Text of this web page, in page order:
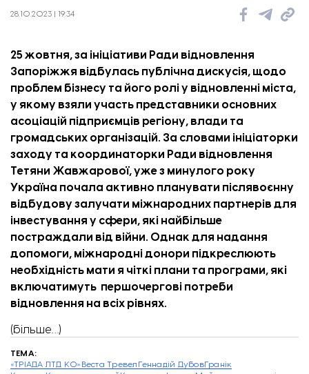
28.10.2023 | 19:34
25 жовтня, за ініціативи Ради відновлення
Запоріжжя відбулась публічна дискусія, щодо
проблем бізнесу та його ролі у відновленні міста,
у якому взяли участь представники основних
асоціацій підприємців регіону, влади та
громадських організацій. За словами ініціаторки
заходу та координаторки Ради відновлення
Тетяни Жавжарової, уже з минулого року
Україна почала активно планувати післявоєнну
відбудову залучати міжнародних партнерів для
інвестування у сфери, які найбільше
постраждали від війни. Однак для надання
допомоги, міжнародні донори підкреслюють
необхідність мати я чіткі плани та програми, які
включатимуть першочергові потреби
відновлення на всіх рівнях.
(більше…)
ТЕМА:
«ТРІАДА ЛТД КО» Веста Тревел Геннадій ДубовГранік